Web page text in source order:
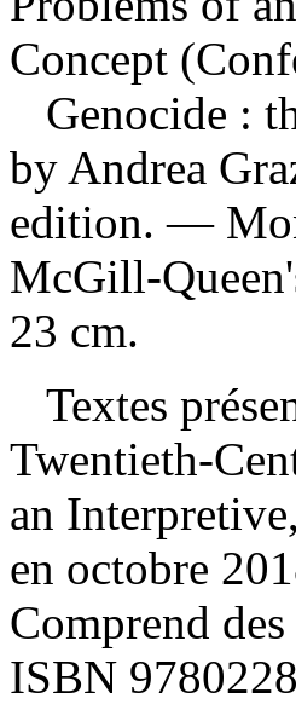
Concept
Genocide :
by Andrea
edition. —
McGill-
23 cm.
Textes
Twentieth-
an
en octobre
Comprend
ISBN